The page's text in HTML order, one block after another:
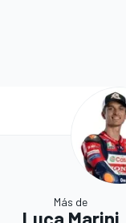
Más de
Luca Marini